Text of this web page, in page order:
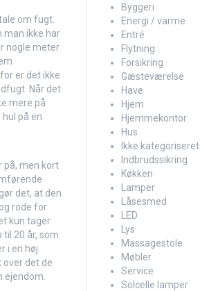
om fugt.
man ikke har
nogle meter
er det ikke
Når det
mere på
på en
på, men kort
det, at den
rode for
kun tager
20 år, som
i en høj
over det de
ejendom.
Byggeri
Energi / varme
Entré
Flytning
Forsikring
Gæsteværelse
Have
Hjem
Hjemmekontor
Hus
Ikke kategoriseret
Indbrudssikring
Køkken
Lamper
Låsesmed
LED
Lys
Massagestole
Møbler
Service
Solcelle lamper